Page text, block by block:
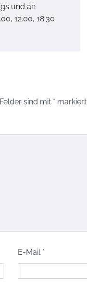
und an
12.00, 18.30
sind mit * markiert
E-Mail *